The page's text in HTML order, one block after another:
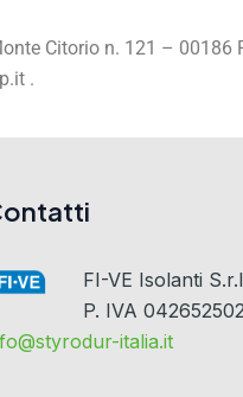
Citorio n. 121 –
.
FI-VE Isolanti
P. IVA
italia.it